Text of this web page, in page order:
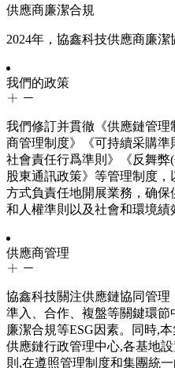
供應商廉潔合規
2024年，協鑫科技供應商廉潔
我們的政策
我們修訂并貫徹《供應鏈管
商管理制度》《可持續采購
社會責任行爲準則》《反舞弊
股東通訊政策》等管理制度
方式負責任地開展業務，确
和人權準則以及社會和環境績
供應商管理
協鑫科技關注供應鏈協同管
準入、合作、複盤等關鍵環節
廉潔合規等ESG因素。同時,
供應鏈行政管理中心,各基地
則,在遵照管理制度和集團統